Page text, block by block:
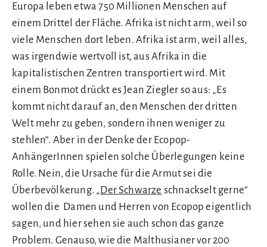
Europa leben etwa 750 Millionen Menschen auf
einem Drittel der Fläche. Afrika ist nicht arm, weil so
viele Menschen dort leben. Afrika ist arm, weil alles,
was irgendwie wertvoll ist, aus Afrika in die
kapitalistischen Zentren transportiert wird. Mit
einem Bonmot drückt es Jean Ziegler so aus: „Es
kommt nicht darauf an, den Menschen der dritten
Welt mehr zu geben, sondern ihnen weniger zu
stehlen“. Aber in der Denke der Ecopop-
AnhängerInnen spielen solche Überlegungen keine
Rolle. Nein, die Ursache für die Armut sei die
Überbevölkerung. „ Der Schwarze schnackselt gerne“
wollen die Damen und Herren von Ecopop eigentlich
sagen, und hier sehen sie auch schon das ganze
Problem. Genauso, wie die Malthusianer vor 200